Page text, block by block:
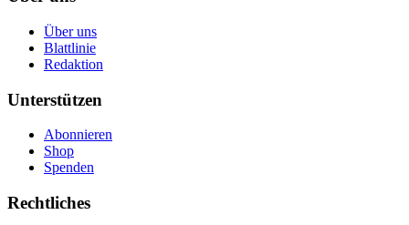
Über uns
Blattlinie
Redaktion
Unterstützen
Abonnieren
Shop
Spenden
Rechtliches